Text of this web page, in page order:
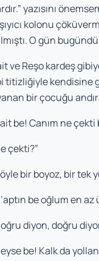
yazısını
kolonu
O gün
ve Reşo kardeş
titizliğiyle kendisine
bir çocuğu
be! Canım ne çekti
çekti?”
bir boyoz, bir tek
be oğlum en
diyon, doğru
be! Kalk da